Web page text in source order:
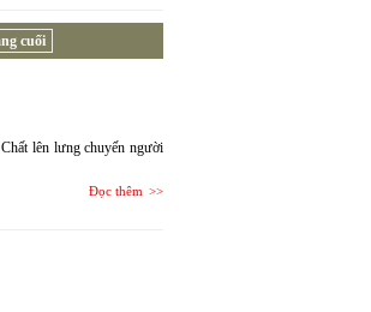
cuối
lên lưng chuyến người
Đọc thêm